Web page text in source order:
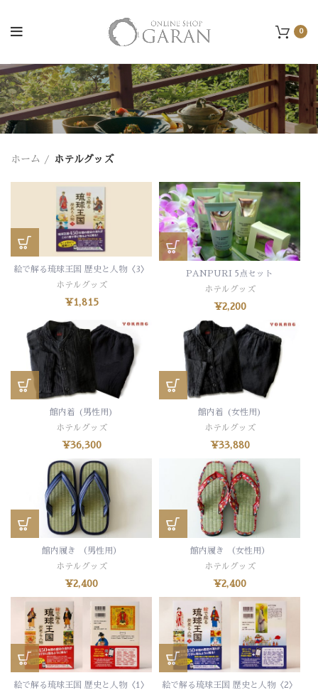
0
ホーム ホテルグッズ
絵で解る琉球王国 歴史と人物〈3〉
ホテルグッズ
¥1,815
PANPURI 5点セット
ホテルグッズ
¥2,200
館内着 (男性用)
ホテルグッズ
¥36,300
館内着 (女性用)
ホテルグッズ
¥33,880
館内履き （男性用）
ホテルグッズ
¥2,400
館内履き （女性用）
ホテルグッズ
¥2,400
絵で解る琉球王国 歴史と人物〈1〉
絵で解る琉球王国 歴史と人物〈2〉